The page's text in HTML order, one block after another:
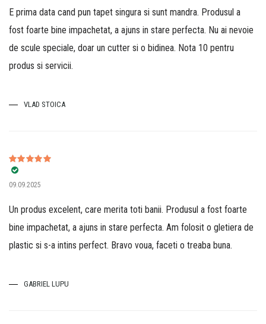
E prima data cand pun tapet singura si sunt mandra. Produsul a
fost foarte bine impachetat, a ajuns in stare perfecta. Nu ai nevoie
de scule speciale, doar un cutter si o bidinea. Nota 10 pentru
produs si servicii.
VLAD STOICA
Evaluat la
din 5
09.09.2025
Un produs excelent, care merita toti banii. Produsul a fost foarte
bine impachetat, a ajuns in stare perfecta. Am folosit o gletiera de
plastic si s-a intins perfect. Bravo voua, faceti o treaba buna.
GABRIEL LUPU